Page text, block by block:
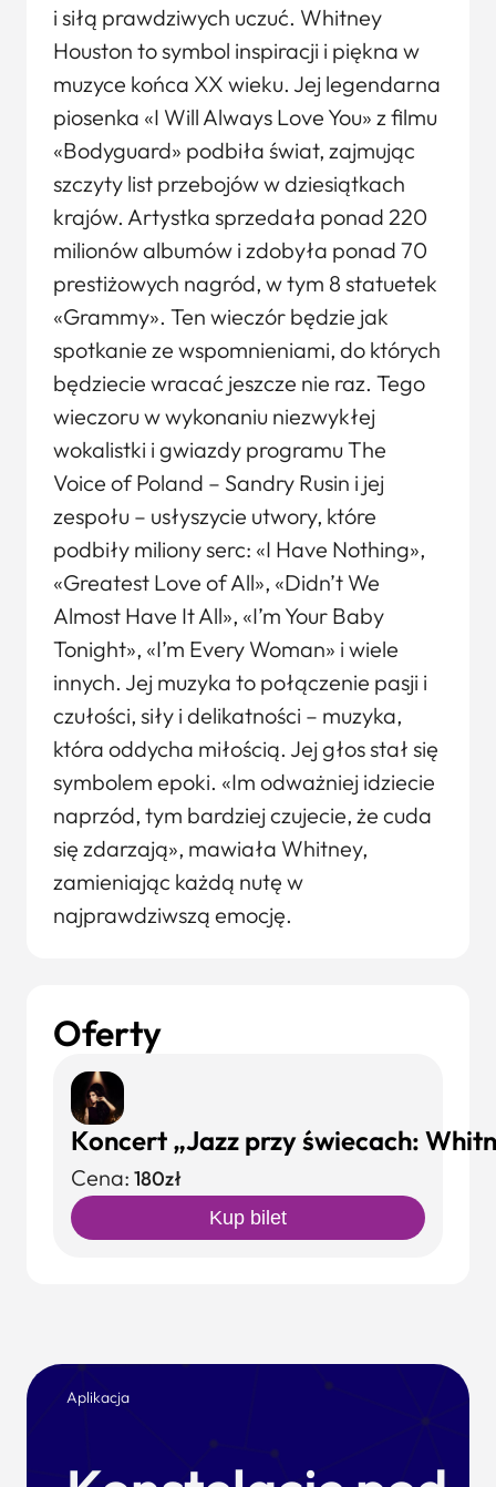
i siłą prawdziwych uczuć. Whitney
Houston to symbol inspiracji i piękna w
muzyce końca XX wieku. Jej legendarna
piosenka «I Will Always Love You» z filmu
«Bodyguard» podbiła świat, zajmując
szczyty list przebojów w dziesiątkach
krajów. Artystka sprzedała ponad 220
milionów albumów i zdobyła ponad 70
prestiżowych nagród, w tym 8 statuetek
«Grammy». Ten wieczór będzie jak
spotkanie ze wspomnieniami, do których
będziecie wracać jeszcze nie raz. Tego
wieczoru w wykonaniu niezwykłej
wokalistki i gwiazdy programu The
Voice of Poland – Sandry Rusin i jej
zespołu – usłyszycie utwory, które
podbiły miliony serc: «I Have Nothing»,
«Greatest Love of All», «Didn’t We
Almost Have It All», «I’m Your Baby
Tonight», «I’m Every Woman» i wiele
innych. Jej muzyka to połączenie pasji i
czułości, siły i delikatności – muzyka,
która oddycha miłością. Jej głos stał się
symbolem epoki. «Im odważniej idziecie
naprzód, tym bardziej czujecie, że cuda
się zdarzają», mawiała Whitney,
zamieniając każdą nutę w
najprawdziwszą emocję.
Oferty
Koncert „Jazz przy świecach:
Cena: 180zł
Kup bilet
Aplikacja